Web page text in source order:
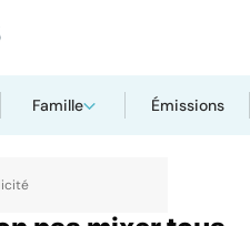
Famille Émissions